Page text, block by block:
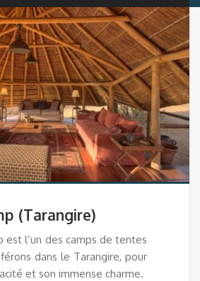
(Tarangire)
est l’un des camps de tentes
dans le Tarangire, pour
et son immense charme.